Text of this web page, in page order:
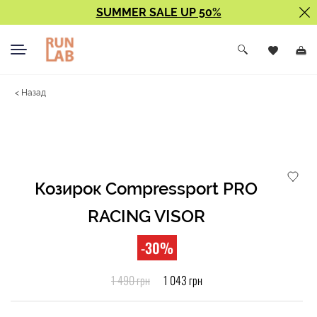
SUMMER SALE UP 50%
< Назад
Козирок Compressport PRO
RACING VISOR
-30%
1 490 грн 1 043 грн